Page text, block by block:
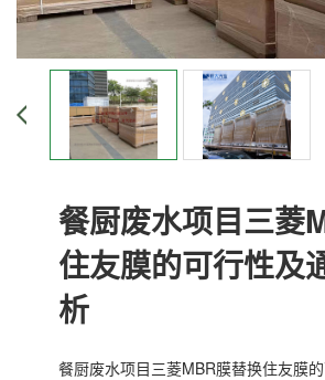
餐厨废水项目三菱
住友膜的可行性及
析
餐厨废水项目三菱MBR膜替换住友膜